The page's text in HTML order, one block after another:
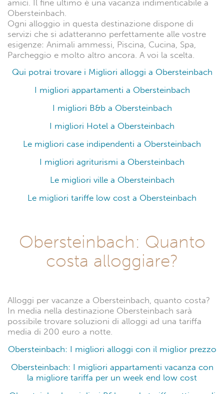
Obersteinbach è una meta molto apprezzata dai
turisti di tutto il mondo. Le 1.034 recensioni trascritte
per tutti gli alloggi di questa destinazione ne sono la
prova: 554 recensioni con un punteggio 10.0
Eccellente e 212 recensioni con punteggio 8.0 Molto
buono. Leggendo queste opinioni potrai scoprire
quali sono i migliori alloggi con le migliori recensioni
Le migliori soluzioni di alloggi disponibili sul
territorio sono moltissime. Su una totalità di 44
alloggi, si possono distinguere 31 appartamenti, 5
hotel, 6 b&b, 20 case indipendenti, 4 ville, 2
trovare la soluzione più adatta alle vostre esigenze e
o per un week end romantico, o con un gruppo di
amici. Il fine ultimo è una vacanza indimenticabile a
Obersteinbach.
esigenze: Animali ammessi, Piscina, Cucina, Spa,
Parcheggio e molto altro ancora. A voi la scelta.
Qui potrai trovare i Migliori alloggi a Obersteinbach
I migliori B&b a Obersteinbach
I migliori Hotel a Obersteinbach
Le migliori case indipendenti a Obersteinbach
I migliori agriturismi a Obersteinbach
Le migliori ville a Obersteinbach